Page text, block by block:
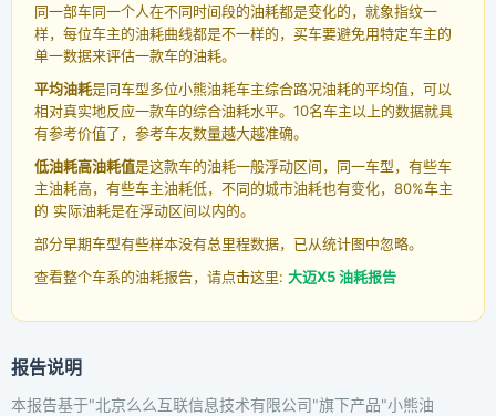
同一部车同一个人在不同时间段的油耗都是变化的，就象指纹一
样，每位车主的油耗曲线都是不一样的，买车要避免用特定车主的
单一数据来评估一款车的油耗。
平均油耗是同车型多位小熊油耗车主综合路况油耗的平均值，可以
相对真实地反应一款车的综合油耗水平。10名车主以上的数据就具
有参考价值了，参考车友数量越大越准确。
低油耗高油耗值是这款车的油耗一般浮动区间，同一车型，有些车
主油耗高，有些车主油耗低，不同的城市油耗也有变化，80%车主
的 实际油耗是在浮动区间以内的。
部分早期车型有些样本没有总里程数据，已从统计图中忽略。
查看整个车系的油耗报告，请点击这里: 大迈X5 油耗报告
报告说明
本报告基于"北京么么互联信息技术有限公司"旗下产品"小熊油